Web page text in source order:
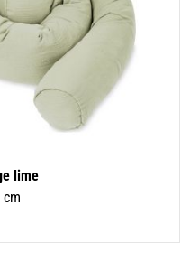
lime